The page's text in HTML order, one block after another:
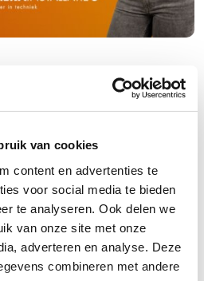
van cookies
content en advertenties te
voor social media te bieden
te analyseren. Ook delen we
van onze site met onze
adverteren en analyse. Deze
combineren met andere
hoe veilig
bedrijf beter te
?
stad om in te wonen, maar
te maken met criminaliteit.
om je woning goed te
een aantal redenen